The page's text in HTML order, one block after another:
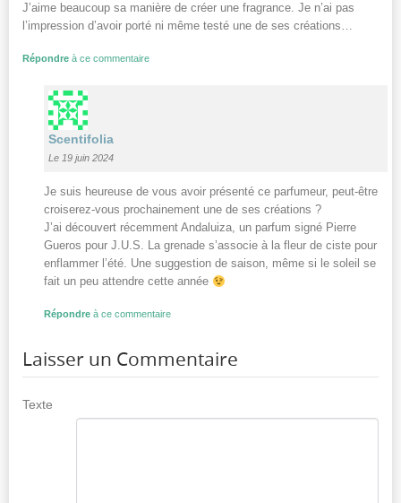
J’aime beaucoup sa manière de créer une fragrance. Je n’ai pas
l’impression d’avoir porté ni même testé une de ses créations…
Répondre à ce commentaire
Scentifolia
Le 19 juin 2024
Je suis heureuse de vous avoir présenté ce parfumeur, peut-être
croiserez-vous prochainement une de ses créations ?
J’ai découvert récemment Andaluiza, un parfum signé Pierre
Gueros pour J.U.S. La grenade s’associe à la fleur de ciste pour
enflammer l’été. Une suggestion de saison, même si le soleil se
fait un peu attendre cette année
Répondre à ce commentaire
Laisser un Commentaire
Texte